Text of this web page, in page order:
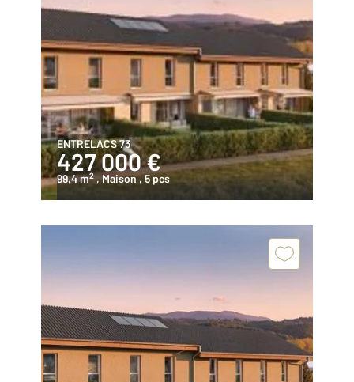
ENTRELACS 73
427 000 €
99,4 m2 , Maison, 5 pcs